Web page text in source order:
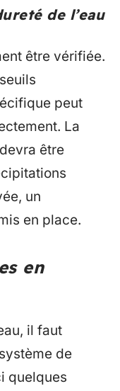
de l’eau
être vérifiée.
peut
La
être
un
en place.
en
il faut
de
quelques